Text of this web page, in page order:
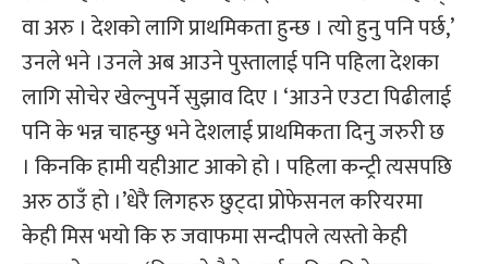
वा अरु । देशको लागि प्राथमिकता हुन्छ । त्यो हुनु पनि पर्छ,’
उनले भने ।उनले अब आउने पुस्तालाई पनि पहिला देशका
लागि सोचेर खेल्नुपर्ने सुझाव दिए । ‘आउने एउटा पिढीलाई
पनि के भन्न चाहन्छु भने देशलाई प्राथमिकता दिनु जरुरी छ
। किनकि हामी यहीआट आको हो । पहिला कन्ट्री त्यसपछि
अरु ठाउँ हो ।’धेरै लिगहरु छुट्दा प्रोफेसनल करियरमा
केही मिस भयो कि रु जवाफमा सन्दीपले त्यस्तो केही